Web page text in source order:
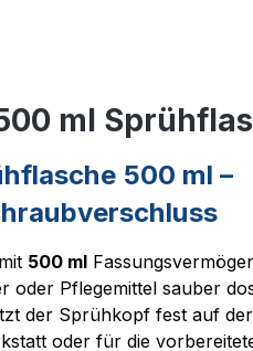
ml
500 ml –
mit 500 ml
oder Pflegemittel sauber
der Sprühkopf fest auf
oder für die